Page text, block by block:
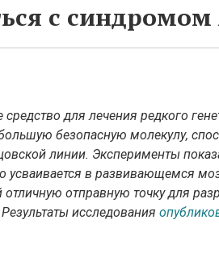
с
для лечения редкого
безопасную молекулу,
линии. Эксперименты
усваивается в развивающемся
отправную точку для
исследования